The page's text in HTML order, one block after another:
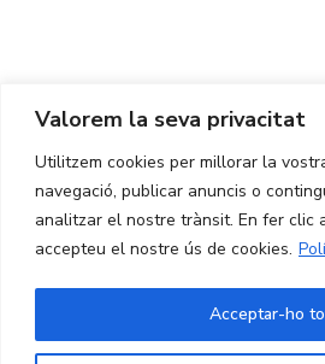
Valorem la seva privacitat
Utilitzem cookies per millorar la
navegació, publicar anuncis o
analitzar el nostre trànsit. En fer clic
accepteu el nostre ús de cookies.
Acceptar-ho
CONTACTE
Ed. K2M (Planta 1, Oficina
C/ Jordi Girona 1-3
08034 Barcelona (Espanya)
+34 93 405 44 03